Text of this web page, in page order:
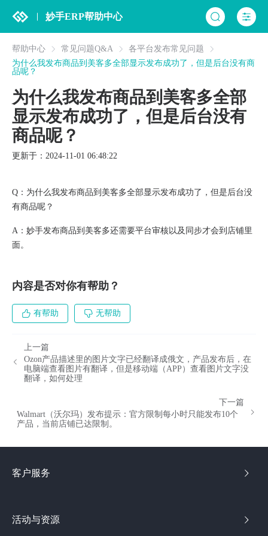
妙手ERP帮助中心
帮助中心 常见问题Q&A
各平台发布常见问题
为什么我发布商品到美客多全部显示发布成功了，但是后台没有商
品呢？
为什么我发布商品到美客多全部
显示发布成功了，但是后台没有
商品呢？
更新于：2024-11-01 06:48:22
Q：为什么我发布商品到美客多全部显示发布成功了，但是后台没
有商品呢？
A：妙手发布商品到美客多还需要平台审核以及同步才会到店铺里
面。
内容是否对你有帮助？
有帮助 无帮助
上一篇
Ozon产品描述里的图片文字已经翻译成俄文，产品发布后，在
电脑端查看图片有翻译，但是移动端（APP）查看图片文字没
翻译，如何处理
下一篇
Walmart（沃尔玛）发布提示：官方限制每小时只能发布10个
产品，当前店铺已达限制。
客户服务
活动与资源